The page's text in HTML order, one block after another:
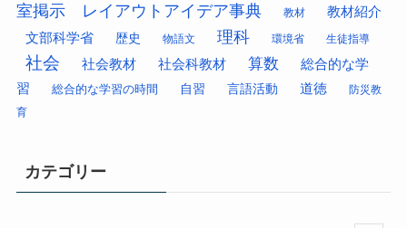
室掲示 レイアウトアイデア事典
教材 教材紹介
文部科学省 歴史 物語文 理科 環境省 生徒指導
社会 社会教材 社会科教材 算数
総合的な学
習
総合的な学習の時間 自習 言語活動 道徳 防災教
育
カテゴリー